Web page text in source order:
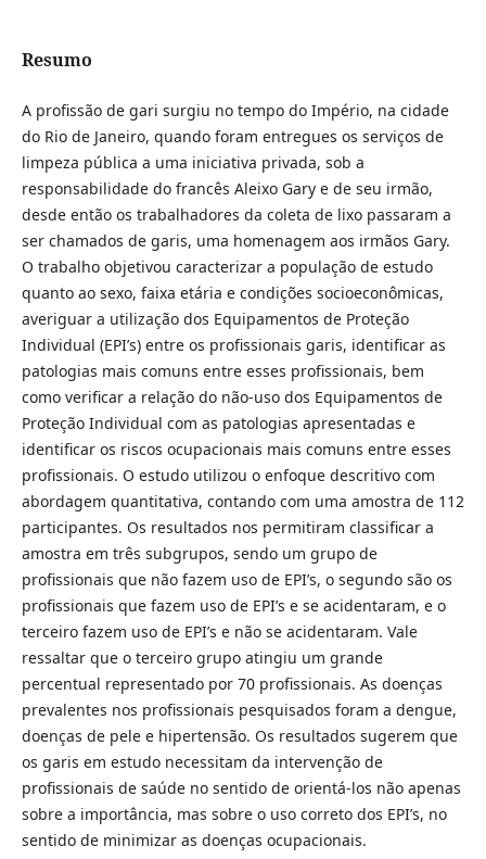
Resumo
A profissão de gari surgiu no tempo do Império, na cidade
do Rio de Janeiro, quando foram entregues os serviços de
limpeza pública a uma iniciativa privada, sob a
responsabilidade do francês Aleixo Gary e de seu irmão,
desde então os trabalhadores da coleta de lixo passaram a
ser chamados de garis, uma homenagem aos irmãos Gary.
O trabalho objetivou caracterizar a população de estudo
quanto ao sexo, faixa etária e condições socioeconômicas,
averiguar a utilização dos Equipamentos de Proteção
Individual (EPI’s) entre os profissionais garis, identificar as
patologias mais comuns entre esses profissionais, bem
como verificar a relação do não-uso dos Equipamentos de
Proteção Individual com as patologias apresentadas e
identificar os riscos ocupacionais mais comuns entre esses
profissionais. O estudo utilizou o enfoque descritivo com
abordagem quantitativa, contando com uma amostra de 112
participantes. Os resultados nos permitiram classificar a
amostra em três subgrupos, sendo um grupo de
profissionais que não fazem uso de EPI’s, o segundo são os
profissionais que fazem uso de EPI’s e se acidentaram, e o
terceiro fazem uso de EPI’s e não se acidentaram. Vale
ressaltar que o terceiro grupo atingiu um grande
percentual representado por 70 profissionais. As doenças
prevalentes nos profissionais pesquisados foram a dengue,
doenças de pele e hipertensão. Os resultados sugerem que
os garis em estudo necessitam da intervenção de
profissionais de saúde no sentido de orientá-los não apenas
sobre a importância, mas sobre o uso correto dos EPI’s, no
sentido de minimizar as doenças ocupacionais.